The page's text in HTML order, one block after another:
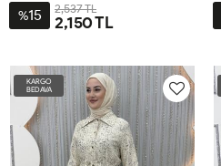
54
48-
50
44-
46
52
%15 2,537 TL
2,150 TL
KARGO
BEDAVA